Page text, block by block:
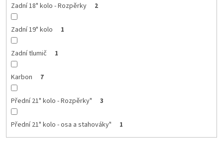
Zadní 18" kolo - Rozpěrky 2
Zadní 19" kolo 1
Zadní tlumič 1
Karbon 7
Přední 21" kolo - Rozpěrky" 3
Přední 21" kolo - osa a stahováky" 1